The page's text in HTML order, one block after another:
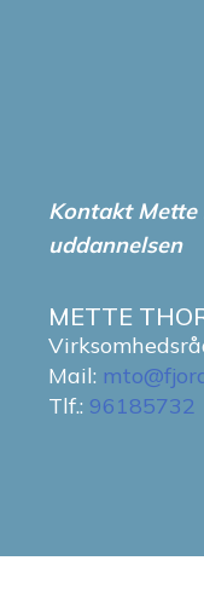
Kontakt
uddannelsen
METTE
Mail:
Tlf.: 96185732